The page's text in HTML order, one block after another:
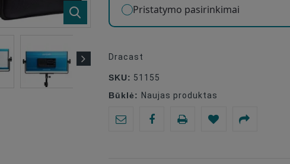
Pristatymo pasirinkimai
Dracast
SKU: 51155
Būklė: Naujas produktas